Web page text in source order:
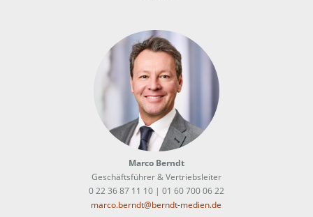
Marco Berndt
Geschäftsführer & Vertriebsleiter
0 22 36 87 11 10 | 01 60 700 06 22
marco.berndt@berndt-medien.de